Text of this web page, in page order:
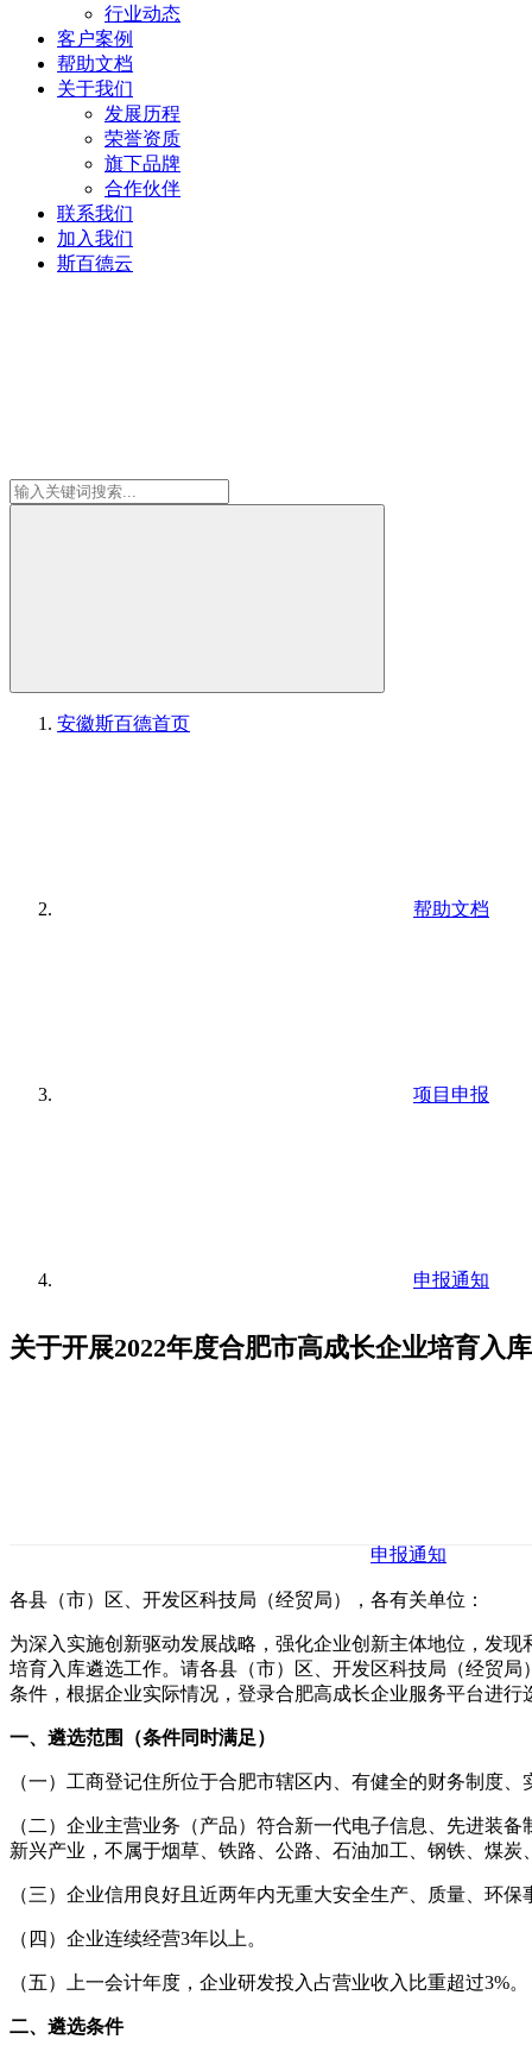
行业动态
客户案例
帮助文档
关于我们
发展历程
荣誉资质
旗下品牌
合作伙伴
联系我们
加入我们
斯百德云
安徽斯百德首页
帮助文档
项目申报
申报通知
关于开展2022年度合肥市高成长企业培育入
申报通知
各县（市）区、开发区科技局（经贸局），各有关单位：
为深入实施创新驱动发展战略，强化企业创新主体地位，发
培育入库遴选工作。请各县（市）区、开发区科技局（经贸
条件，根据企业实际情况，登录合肥高成长企业服务平台进行
一、遴选范围（条件同时满足）
（一）工商登记住所位于合肥市辖区内、有健全的财务制度
（二）企业主营业务（产品）符合新一代电子信息、先进装
新兴产业，不属于烟草、铁路、公路、石油加工、钢铁、煤
（三）企业信用良好且近两年内无重大安全生产、质量、环保
（四）企业连续经营3年以上。
（五）上一会计年度，企业研发投入占营业收入比重超过3%。
二、遴选条件